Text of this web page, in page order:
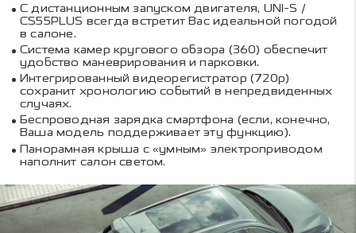
С дистанционным запуском двигателя, UNI-S /
CS55PLUS всегда встретит Вас идеальной погодой
в салоне.
Система камер кругового обзора (360) обеспечит
удобство маневрирования и парковки.
Интегрированный видеорегистратор (720p)
сохранит хронологию событий в непредвиденных
случаях.
Беспроводная зарядка смартфона (если, конечно,
Ваша модель поддерживает эту функцию).
Панорамная крыша с «умным» электроприводом
наполнит салон светом.